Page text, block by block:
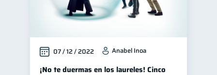
07 / 12 / 2022 Anabel Inoa
¡No te duermas en los laureles! Cinco